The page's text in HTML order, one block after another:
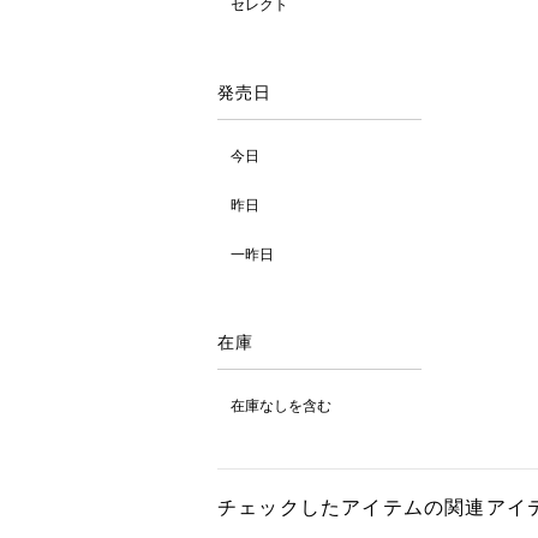
セレクト
発売日
今日
昨日
一昨日
在庫
在庫なしを含む
チェックしたアイテムの関連アイ